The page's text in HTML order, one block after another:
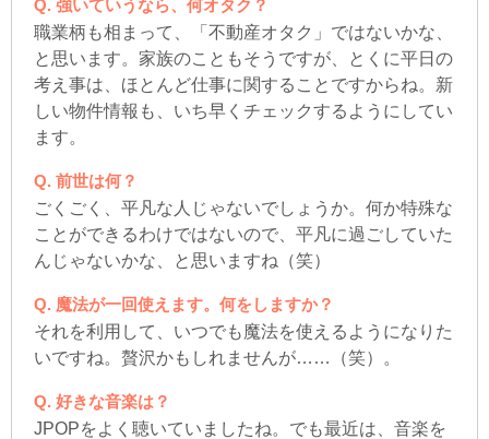
強いていうなら、何オタク？
職業柄も相まって、「不動産オタク」ではないかな、
と思います。家族のこともそうですが、とくに平日の
考え事は、ほとんど仕事に関することですからね。新
しい物件情報も、いち早くチェックするようにしてい
ます。
前世は何？
ごくごく、平凡な人じゃないでしょうか。何か特殊な
ことができるわけではないので、平凡に過ごしていた
んじゃないかな、と思いますね（笑）
魔法が一回使えます。何をしますか？
それを利用して、いつでも魔法を使えるようになりた
いですね。贅沢かもしれませんが……（笑）。
好きな音楽は？
JPOPをよく聴いていましたね。でも最近は、音楽を